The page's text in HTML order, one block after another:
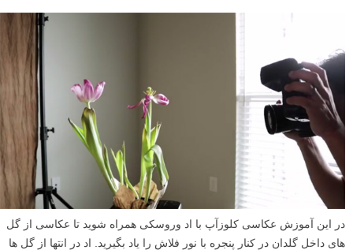
در این آموزش عکاسی کلوزآپ با اد وروسکی همراه شوید تا عکاسی از گل
های داخل گلدان در کنار پنجره با نور فلاش را یاد بگیرید. اد در انتها از گل ها